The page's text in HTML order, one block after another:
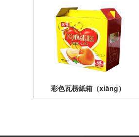
彩色瓦楞紙箱（xiāng）